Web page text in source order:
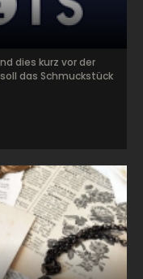
dies kurz vor der
das Schmuckstück